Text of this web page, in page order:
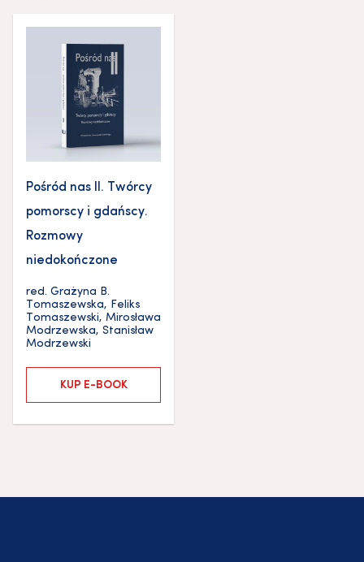
Pośród nas II. Twórcy
pomorscy i gdańscy.
Rozmowy
niedokończone
red. Grażyna B.
Tomaszewska, Feliks
Tomaszewski, Mirosława
Modrzewska, Stanisław
Modrzewski
KUP E-BOOK